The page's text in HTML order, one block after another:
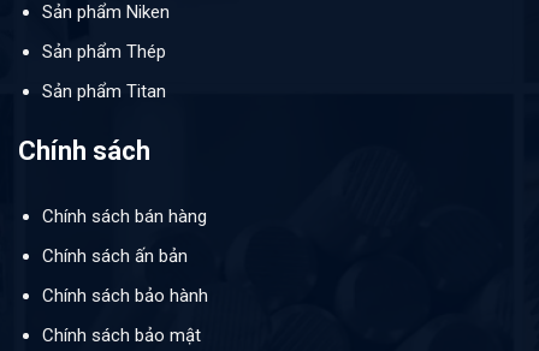
Sản phẩm Niken
Sản phẩm Thép
Sản phẩm Titan
Chính sách
Chính sách bán hàng
Chính sách ấn bản
Chính sách bảo hành
Chính sách bảo mật